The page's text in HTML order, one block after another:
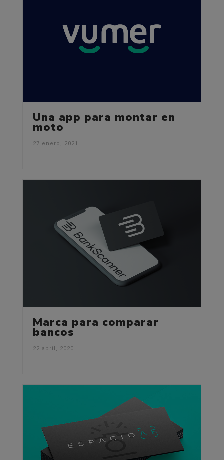
Una app para montar en
moto
27 enero, 2021
Marca para comparar
bancos
22 abril, 2020